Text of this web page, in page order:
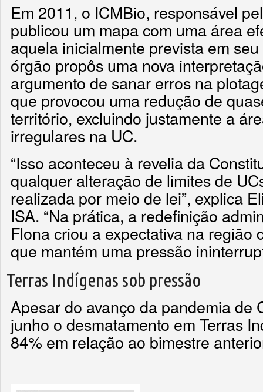
Em 2011, o ICMBio, responsável
publicou um mapa com uma área
aquela inicialmente prevista em
órgão propôs uma nova
argumento de sanar erros na
que provocou uma redução de
território, excluindo justamente a
irregulares na UC.
“Isso aconteceu à revelia da
qualquer alteração de limites de
realizada por meio de lei”, explica
ISA. “Na prática, a redefinição
Flona criou a expectativa na região
que mantém uma pressão
Terras Indígenas sob pressão
Apesar do avanço da pandemia de
junho o desmatamento em Terras
84% em relação ao bimestre